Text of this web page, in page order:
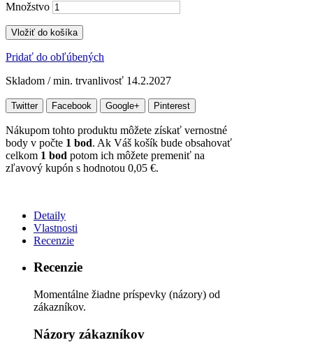
Množstvo
Vložiť do košíka
Pridať do obľúbených
Skladom / min. trvanlivosť 14.2.2027
Twitter Facebook Google+ Pinterest
Nákupom tohto produktu môžete získať vernostné
body v počte 1 bod. Ak Váš košík bude obsahovať
celkom 1 bod potom ich môžete premeniť na
zľavový kupón s hodnotou 0,05 €.
Detaily
Vlastnosti
Recenzie
Recenzie
Momentálne žiadne príspevky (názory) od
zákazníkov.
Názory zákazníkov